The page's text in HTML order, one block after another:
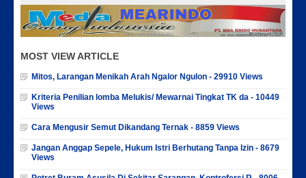
MOST VIEW ARTICLE
Mitos, Larangan Menikah Arah Ngalor Ngulon - 29910 Views
Kriteria Penilian lomba Melukis/ Mewarnai Tingkat TK da - 10449
Views
Cara Mengusir Semut Dikandang Ternak - 8859 Views
Jangan Anggap Sepele, Hukum Istri Berhutang Tanpa Izin - 8679
Views